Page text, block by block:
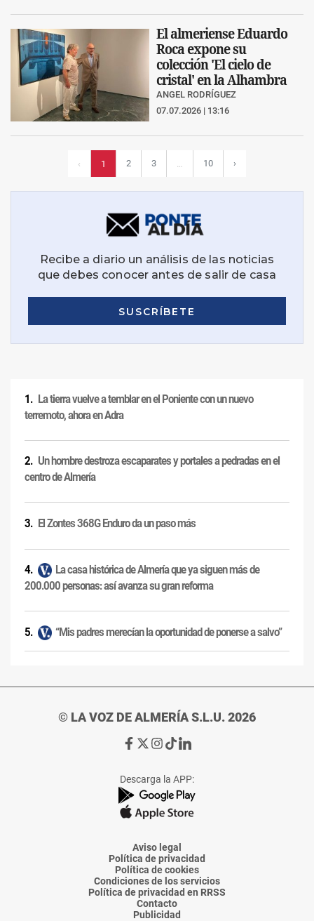
El almeriense Eduardo
Roca expone su
colección 'El cielo de
cristal' en la Alhambra
ANGEL RODRÍGUEZ
07.07.2026 | 13:16
‹ 1 2 3 10 ›
La tierra vuelve a temblar en el Poniente con un nuevo
terremoto, ahora en Adra
Un hombre destroza escaparates y portales a pedradas en el
centro de Almería
El Zontes 368G Enduro da un paso más
La casa histórica de Almería que ya siguen más de
200.000 personas: así avanza su gran reforma
“Mis padres merecían la oportunidad de ponerse a salvo”
© LA VOZ DE ALMERÍA S.L.U. 2026
Ir
de
La
Voz
Almería
Ir
de
La
Voz
Almería
Ir
de
La
Voz
Almería
Ir
de
La
Voz
Almería
Ir
de
La
Voz
Descarga la APP:
Aviso legal
Política de privacidad
Política de cookies
Condiciones de los servicios
Política de privacidad en RRSS
Contacto
Publicidad